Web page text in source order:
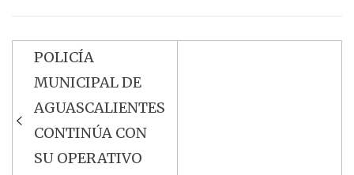
Navegación
de
entradas
POLICÍA
MUNICIPAL DE
AGUASCALIENTES
CONTINÚA CON
SU OPERATIVO